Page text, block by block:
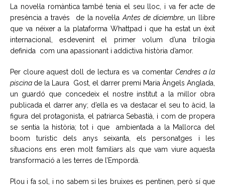
La novel·la romàntica també tenia el seu lloc, i va fer acte de
presència a través de la novel·laAntes de diciembre, un llibre
que va néixer a la plataforma Whattpad i que ha estat un èxit
internacional, esdevenint el primer volum d’una trilogia
definida com una apassionant i addictiva història d’amor.
Per cloure aquest doll de lectura es va comentar Cendres a la
piscina de la Laura Gost, el darrer premi Maria Àngels Anglada,
un guardó que concedeix el nostre institut a la millor obra
publicada el darrer any; d’ella es va destacar el seu to àcid, la
figura del protagonista, el patriarca Sebastià, i com de propera
se sentia la història; tot i que ambientada a la Mallorca del
boom turístic dels anys seixanta, els personatges i les
situacions ens eren molt familiars als que vam viure aquesta
transformació a les terres de l’Empordà.
Plou i fa sol, i no sabem si les bruixes es pentinen, però sí que